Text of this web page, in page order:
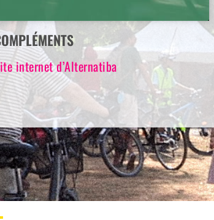
internet d’Alternatiba